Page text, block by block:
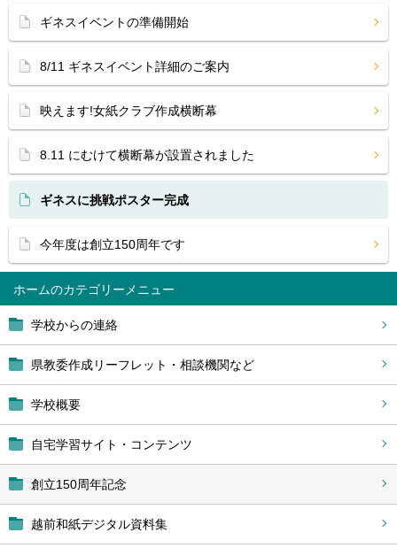
ホーム
学校からの連絡
県教委作成リーフレット・相談機関など
学校概要
自宅学習サイト・コンテンツ
創立150周年記念
越前和紙デジタル資料集
ギネスイベントの準備開始
8/11 ギネスイベント詳細のご案内
映えます!女紙クラブ作成横断幕
8.11 にむけて横断幕が設置されました
ギネスに挑戦ポスター完成
今年度は創立150周年です